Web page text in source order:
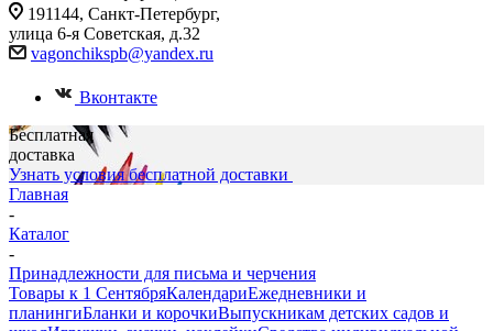
191144, Санкт-Петербург,
улица 6-я Советская, д.32
vagonchikspb@yandex.ru
Вконтакте
Бесплатная
доставка
Узнать условия бесплатной доставки
Главная
-
Каталог
-
Принадлежности для письма и черчения
Товары к 1 СентябряКалендариЕжедневники и
планингиБланки и корочкиВыпускникам детских садов и